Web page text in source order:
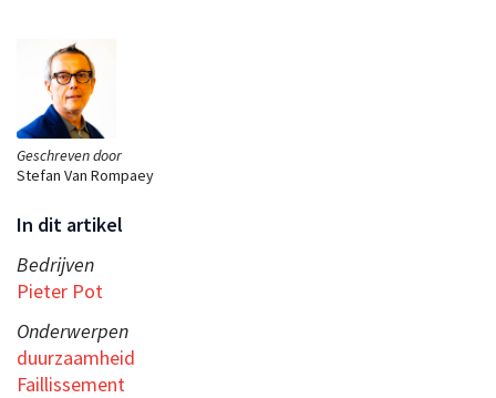
Geschreven door
Stefan Van Rompaey
In dit artikel
Bedrijven
Pieter Pot
Onderwerpen
duurzaamheid
Faillissement